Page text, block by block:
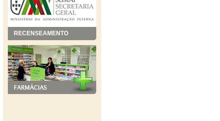
RECENSEAMENTO